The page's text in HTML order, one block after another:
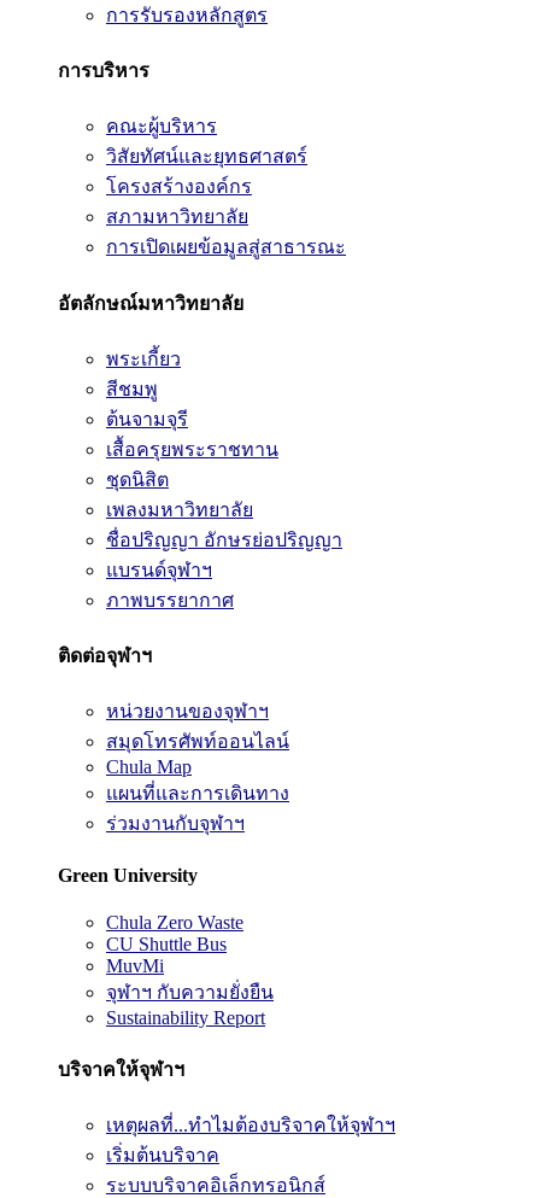
การรับรองหลักสูตร
การบริหาร
คณะผู้บริหาร
วิสัยทัศน์และยุทธศาสตร์
โครงสร้างองค์กร
สภามหาวิทยาลัย
การเปิดเผยข้อมูลสู่สาธารณะ
อัตลักษณ์มหาวิทยาลัย
พระเกี้ยว
สีชมพู
ต้นจามจุรี
เสื้อครุยพระราชทาน
ชุดนิสิต
เพลงมหาวิทยาลัย
ชื่อปริญญา อักษรย่อปริญญา
แบรนด์จุฬาฯ
ภาพบรรยากาศ
ติดต่อจุฬาฯ
หน่วยงานของจุฬาฯ
สมุดโทรศัพท์ออนไลน์
Chula Map
แผนที่และการเดินทาง
ร่วมงานกับจุฬาฯ
Green University
Chula Zero Waste
CU Shuttle Bus
MuvMi
จุฬาฯ กับความยั่งยืน
Sustainability Report
บริจาคให้จุฬาฯ
เหตุผลที่...ทำไมต้องบริจาคให้จุฬาฯ
เริ่มต้นบริจาค
ระบบบริจาคอิเล็กทรอนิกส์